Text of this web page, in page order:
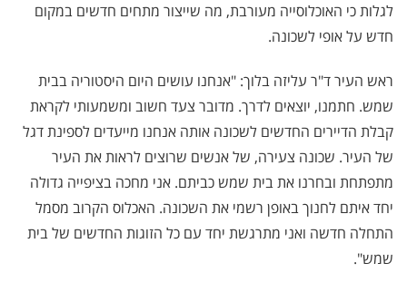
לגלות כי האוכלוסייה מעורבת, מה שייצור מתחים חדשים במקום
חדש על אופי לשכונה.
ראש העיר ד"ר עליזה בלוך: "אנחנו עושים היום היסטוריה בבית
שמש. חתמנו, יוצאים לדרך. מדובר צעד חשוב ומשמעותי לקראת
קבלת הדיירים החדשים לשכונה אותה אנחנו מייעדים לספינת דגל
של העיר. שכונה צעירה, של אנשים שרוצים לראות את העיר
מתפתחת ובחרנו את בית שמש כביתם. אני מחכה בציפייה גדולה
יחד איתם לחנוך באופן רשמי את השכונה. האכלוס הקרוב מסמל
התחלה חדשה ואני מתרגשת יחד עם כל הזוגות החדשים של בית
שמש".